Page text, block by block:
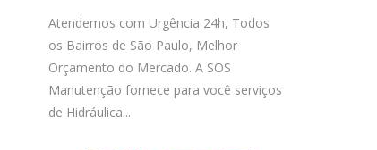
Atendemos com Urgência 24h, Todos
os Bairros de São Paulo, Melhor
Orçamento do Mercado. A SOS
Manutenção fornece para você serviços
de Hidráulica...